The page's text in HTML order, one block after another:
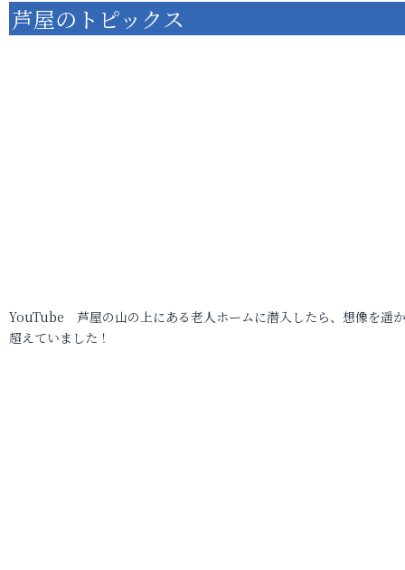
芦屋のトピックス
YouTube 芦屋の山の上にある老人ホームに潜入したら、想像を遥
超えていました！